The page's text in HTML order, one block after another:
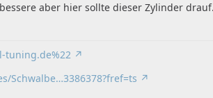
aber hier sollte dieser Zylinder
tuning.de%22
Schwalbe…3386378?fref=ts